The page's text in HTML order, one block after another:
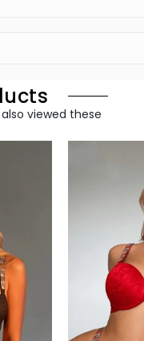
viewed these